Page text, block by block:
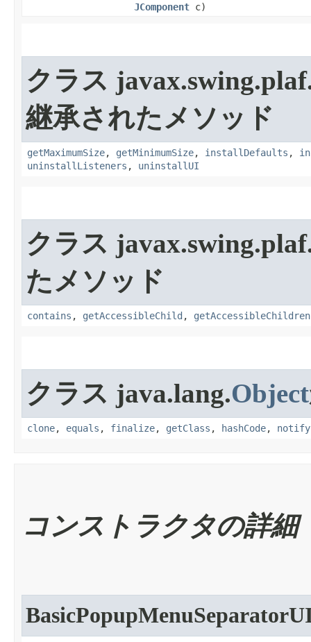
JComponent c)
クラス
継承されたメソッド
getMaximumSize, getMinimumSize, installDefaults ,
uninstallListeners , uninstallUI
クラス
たメソッド
contains , getAccessibleChild ,
クラス java.lang.Object
clone, equals , finalize, getClass , hashCode, notify
コンストラクタの詳細